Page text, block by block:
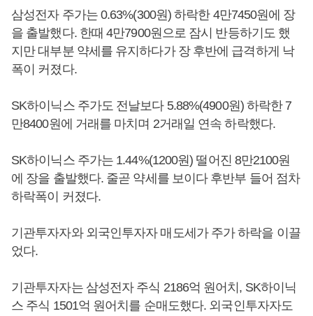
삼성전자 주가는 0.63%(300원) 하락한 4만7450원에 장
을 출발했다. 한때 4만7900원으로 잠시 반등하기도 했
지만 대부분 약세를 유지하다가 장 후반에 급격하게 낙
폭이 커졌다.
SK하이닉스 주가도 전날보다 5.88%(4900원) 하락한 7
만8400원에 거래를 마치며 2거래일 연속 하락했다.
SK하이닉스 주가는 1.44%(1200원) 떨어진 8만2100원
에 장을 출발했다. 줄곧 약세를 보이다 후반부 들어 점차
하락폭이 커졌다.
기관투자자와 외국인투자자 매도세가 주가 하락을 이끌
었다.
기관투자자는 삼성전자 주식 2186억 원어치, SK하이닉
스 주식 1501억 원어치를 순매도했다. 외국인투자자도